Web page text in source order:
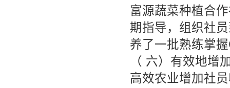
富源蔬菜种植合
期指导，组织社
养了一批熟练掌
（ 六）有效地增
高效农业增加社